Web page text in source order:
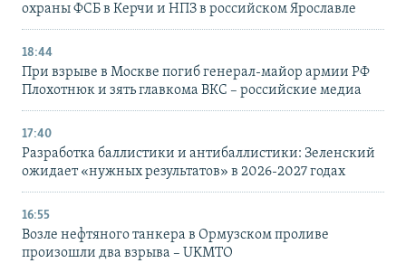
охраны ФСБ в Керчи и НПЗ в российском Ярославле
18:44
При взрыве в Москве погиб генерал-майор армии РФ
Плохотнюк и зять главкома ВКС – российские медиа
17:40
Разработка баллистики и антибаллистики: Зеленский
ожидает «нужных результатов» в 2026-2027 годах
16:55
Возле нефтяного танкера в Ормузском проливе
произошли два взрыва – UKMTO